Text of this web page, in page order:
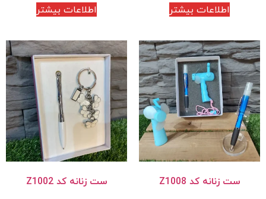
اطلاعات بیشتر
اطلاعات بیشتر
ست زنانه کد Z1008
ست زنانه کد Z1002